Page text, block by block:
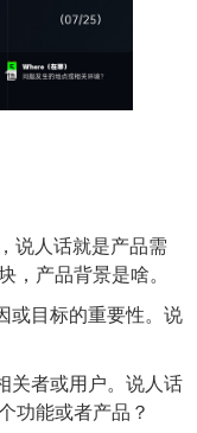
说人话就是产品需
，产品背景是啥。
或目标的重要性。说
关者或用户。说人话
功能或者产品？